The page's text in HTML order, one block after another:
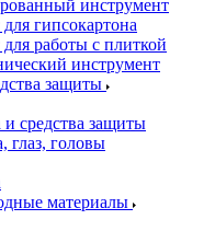
инструмент
гипсокартона
работы с плиткой
инструмент
защиты
средства защиты
глаз, головы
материалы